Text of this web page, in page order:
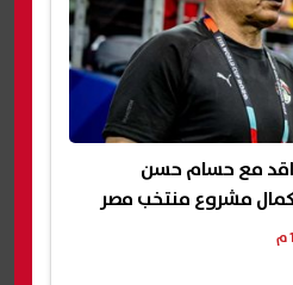
مع حسام حسن
مشروع منتخب مصر